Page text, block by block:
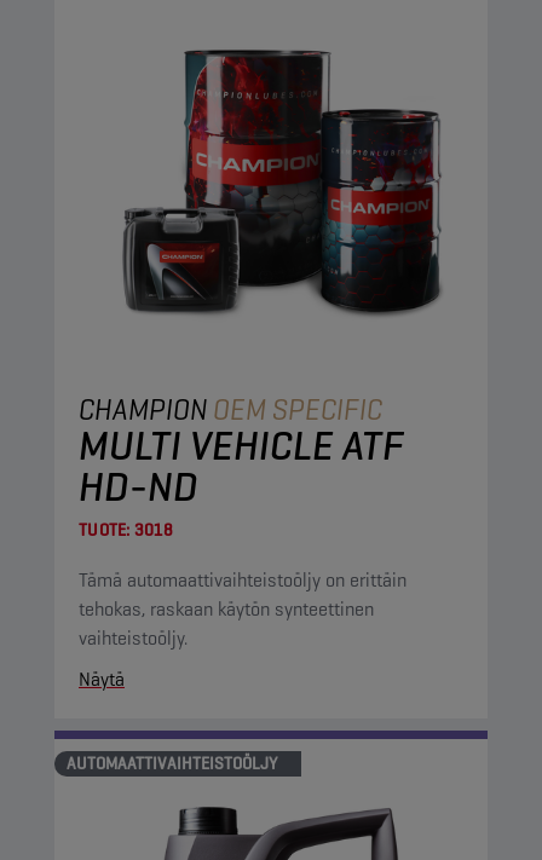
CHAMPIONOEM SPECIFIC
MULTI VEHICLE ATF
HD-ND
TUOTE: 3018
Tämä automaattivaihteistoöljy on erittäin
tehokas, raskaan käytön synteettinen
vaihteistoöljy.
Näytä
AUTOMAATTIVAIHTEISTOÖLJY